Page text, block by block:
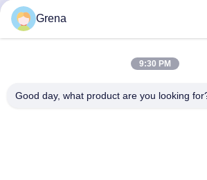
5F,B3, আন্ডা ইলেকট্রনিক্স ইন্ডাস্ট্রিয়াল ফ্যাক্টরি,
Grena
9:30 PM
Good day, what product are you looking